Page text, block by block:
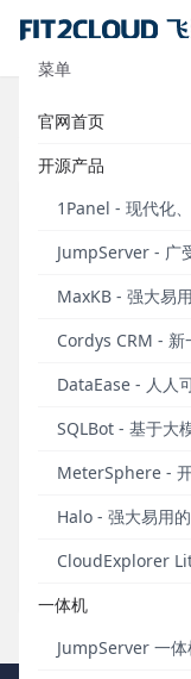
菜单
官网首页
开源产品
1Panel - 现代化
JumpServer - 广
MaxKB - 强大易
Cordys CRM -
DataEase - 人人
SQLBot - 基于大
MeterSphere -
Halo - 强大易用
CloudExplorer
一体机
JumpServer 一体
标签：高考
仪表板展示｜
前瞻